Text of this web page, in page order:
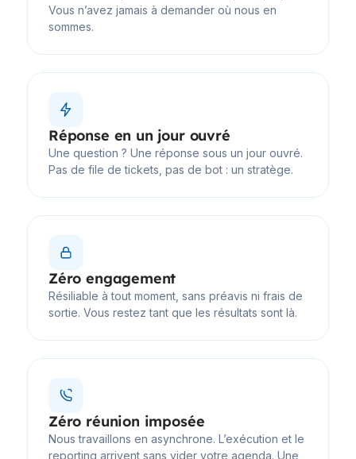
Vous n’avez jamais à demander où nous en
sommes.
Réponse en un jour ouvré
Une question ? Une réponse sous un jour ouvré.
Pas de file de tickets, pas de bot : un stratège.
Zéro engagement
Résiliable à tout moment, sans préavis ni frais de
sortie. Vous restez tant que les résultats sont là.
Zéro réunion imposée
Nous travaillons en asynchrone. L’exécution et le
reporting arrivent sans vider votre agenda. Une